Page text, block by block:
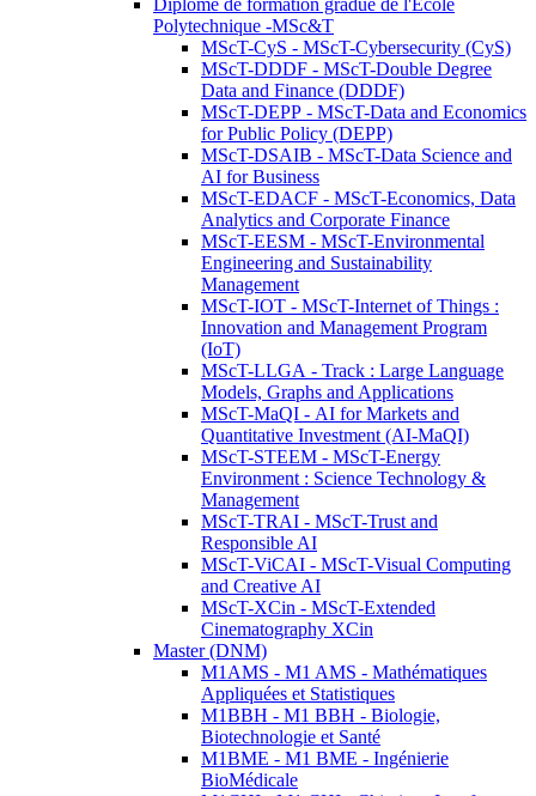
Diplôme de formation gradué de l'Ecole
Polytechnique -MSc&T
MScT-CyS - MScT-Cybersecurity (CyS)
MScT-DDDF - MScT-Double Degree
Data and Finance (DDDF)
MScT-DEPP - MScT-Data and Economics
for Public Policy (DEPP)
MScT-DSAIB - MScT-Data Science and
AI for Business
MScT-EDACF - MScT-Economics, Data
Analytics and Corporate Finance
MScT-EESM - MScT-Environmental
Engineering and Sustainability
Management
MScT-IOT - MScT-Internet of Things :
Innovation and Management Program
(IoT)
MScT-LLGA - Track : Large Language
Models, Graphs and Applications
MScT-MaQI - AI for Markets and
Quantitative Investment (AI-MaQI)
MScT-STEEM - MScT-Energy
Environment : Science Technology &
Management
MScT-TRAI - MScT-Trust and
Responsible AI
MScT-ViCAI - MScT-Visual Computing
and Creative AI
MScT-XCin - MScT-Extended
Cinematography XCin
Master (DNM)
M1AMS - M1 AMS - Mathématiques
Appliquées et Statistiques
M1BBH - M1 BBH - Biologie,
Biotechnologie et Santé
M1BME - M1 BME - Ingénierie
BioMédicale